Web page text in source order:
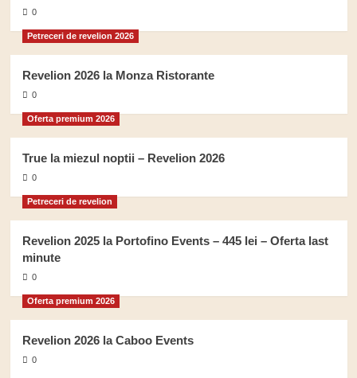
0
Petreceri de revelion 2026
Revelion 2026 la Monza Ristorante
0
Oferta premium 2026
True la miezul noptii – Revelion 2026
0
Petreceri de revelion
Revelion 2025 la Portofino Events – 445 lei – Oferta last
minute
0
Oferta premium 2026
Revelion 2026 la Caboo Events
0